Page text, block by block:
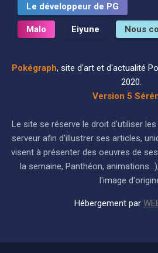
Le développeur de PG
Malo Eiyune Nous
Pokégraph, site d'art et d'actualité
2020.
Version 5
Le site se réserve le droit d'utiliser
serveur afin d'illustrer ses articles,
visent à présenter des oeuvres de
la semaine, Panthéon,
l'image
Hébergement par